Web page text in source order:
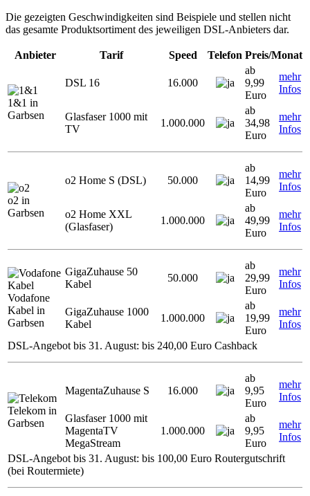
Die gezeigten Geschwindigkeiten sind Beispiele und stellen nicht
das gesamte Produktsortiment des jeweiligen DSL-Anbieters dar.
Anbieter Tarif Speed Telefon Preis/Monat
1&1 in
Garbsen
DSL 16 16.000
ab
9,99
Euro
mehr
Infos
Glasfaser 1000 mit
TV
1.000.000
ab
34,98
Euro
mehr
Infos
o2 in
Garbsen
o2 Home S (DSL) 50.000
ab
14,99
Euro
mehr
Infos
o2 Home XXL
(Glasfaser)
1.000.000
ab
49,99
Euro
mehr
Infos
Vodafone
Kabel in
Garbsen
GigaZuhause 50
Kabel
50.000
ab
29,99
Euro
mehr
Infos
GigaZuhause 1000
Kabel
1.000.000
ab
19,99
Euro
mehr
Infos
DSL-Angebot bis 31. August: bis 240,00 Euro Cashback
Telekom in
Garbsen
MagentaZuhause S 16.000
ab
9,95
Euro
mehr
Infos
Glasfaser 1000 mit
MagentaTV
MegaStream
1.000.000
ab
9,95
Euro
mehr
Infos
DSL-Angebot bis 31. August: bis 100,00 Euro Routergutschrift
(bei Routermiete)